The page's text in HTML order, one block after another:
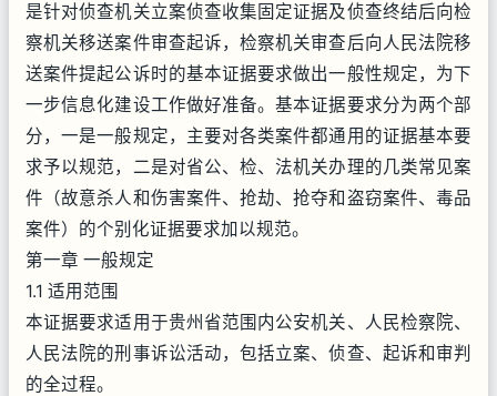
是针对侦查机关立案侦查收集固定证据及侦查终结后向检
察机关移送案件审查起诉，检察机关审查后向人民法院移
送案件提起公诉时的基本证据要求做出一般性规定，为下
一步信息化建设工作做好准备。基本证据要求分为两个部
分，一是一般规定，主要对各类案件都通用的证据基本要
求予以规范，二是对省公、检、法机关办理的几类常见案
件（故意杀人和伤害案件、抢劫、抢夺和盗窃案件、毒品
案件）的个别化证据要求加以规范。
第一章 一般规定
1.1 适用范围
本证据要求适用于贵州省范围内公安机关、人民检察院、
人民法院的刑事诉讼活动，包括立案、侦查、起诉和审判
的全过程。